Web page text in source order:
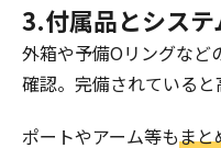
3.付属品とシステ
外箱や予備Oリングなど
確認。完備されていると
ポートやアーム等もまと